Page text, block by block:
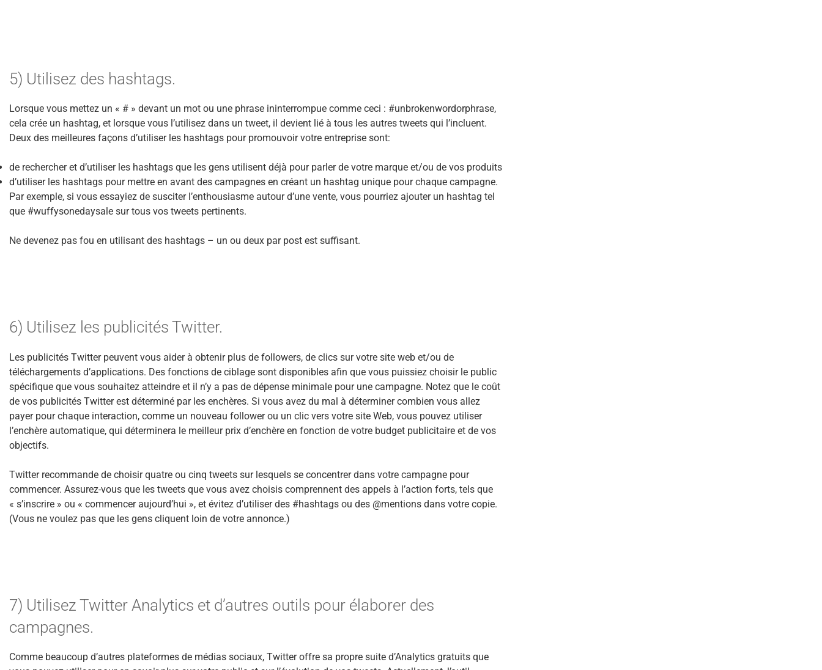
5) Utilisez des hashtags.
Lorsque vous mettez un « # » devant un mot ou une phrase ininterrompue comme ceci : #unbrokenwordorphrase,
cela crée un hashtag, et lorsque vous l’utilisez dans un tweet, il devient lié à tous les autres tweets qui l’incluent.
Deux des meilleures façons d’utiliser les hashtags pour promouvoir votre entreprise sont:
de rechercher et d’utiliser les hashtags que les gens utilisent déjà pour parler de votre marque et/ou de vos produits
d’utiliser les hashtags pour mettre en avant des campagnes en créant un hashtag unique pour chaque campagne.
Par exemple, si vous essayiez de susciter l’enthousiasme autour d’une vente, vous pourriez ajouter un hashtag tel
que #wuffysonedaysale sur tous vos tweets pertinents.
Ne devenez pas fou en utilisant des hashtags – un ou deux par post est suffisant.
6) Utilisez les publicités Twitter.
Les publicités Twitter peuvent vous aider à obtenir plus de followers, de clics sur votre site web et/ou de
téléchargements d’applications. Des fonctions de ciblage sont disponibles afin que vous puissiez choisir le public
spécifique que vous souhaitez atteindre et il n’y a pas de dépense minimale pour une campagne. Notez que le coût
de vos publicités Twitter est déterminé par les enchères. Si vous avez du mal à déterminer combien vous allez
payer pour chaque interaction, comme un nouveau follower ou un clic vers votre site Web, vous pouvez utiliser
l’enchère automatique, qui déterminera le meilleur prix d’enchère en fonction de votre budget publicitaire et de vos
objectifs.
Twitter recommande de choisir quatre ou cinq tweets sur lesquels se concentrer dans votre campagne pour
commencer. Assurez-vous que les tweets que vous avez choisis comprennent des appels à l’action forts, tels que
« s’inscrire » ou « commencer aujourd’hui », et évitez d’utiliser des #hashtags ou des @mentions dans votre copie.
(Vous ne voulez pas que les gens cliquent loin de votre annonce.)
7) Utilisez Twitter Analytics et d’autres outils pour élaborer des
campagnes.
Comme beaucoup d’autres plateformes de médias sociaux, Twitter offre sa propre suite d’Analytics gratuits que